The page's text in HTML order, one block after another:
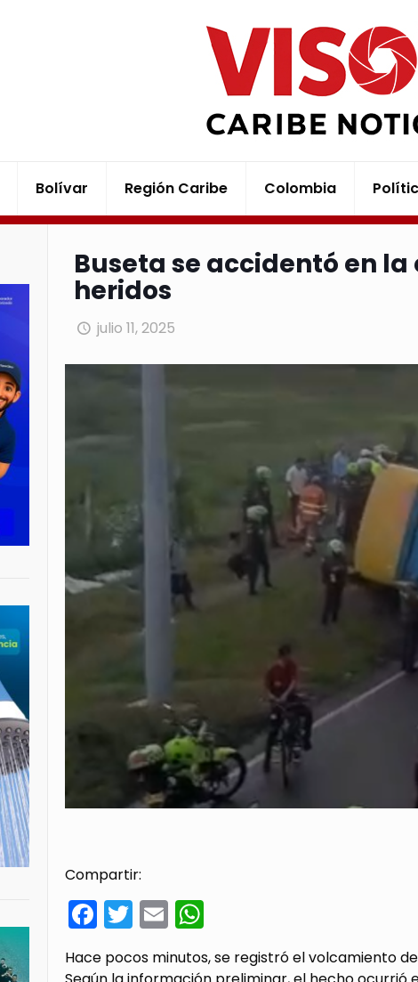
Bolívar Región Caribe Colombia
Buseta se accidentó en
heridos
julio 11, 2025
Compartir:
Facebook
Twitter
Email
Hace pocos minutos, se registró el volcamiento